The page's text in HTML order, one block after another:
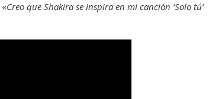
«Creo que Shakira se inspira en mi canción ‘Solo tú’